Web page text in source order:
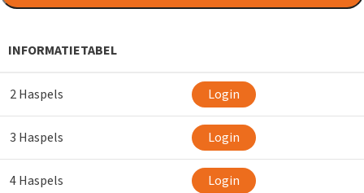
INFORMATIETABEL
2 Haspels Login
3 Haspels Login
4 Haspels Login